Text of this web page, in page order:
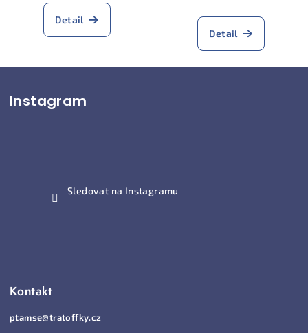
Detail
Detail
á
Kontakt
ptamse@tratoffky.cz
Instagram
Sledovat na Instagramu